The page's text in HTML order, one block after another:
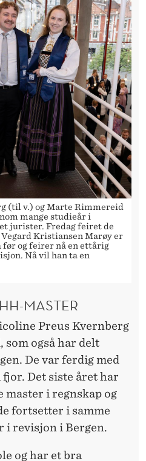
(til v.) og Marte Rimmereid
mange studieår i
jurister. Fredag feiret de
Kristiansen Marøy er
og feirer nå en ettårig
Nå vil han ta en
MASTER
Preus Kvernberg
som også har delt
De var ferdig med
Det siste året har
master i regnskap og
fortsetter i samme
i revisjon i Bergen.
og har et bra